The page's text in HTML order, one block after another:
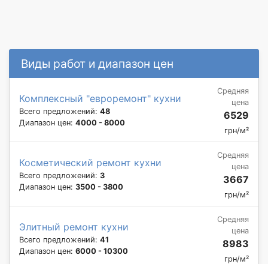
Виды работ и диапазон цен
Комплексный "евроремонт" кухни
Всего предложений: 48
Диапазон цен: 4000 - 8000
Средняя
цена
6529
грн/м²
Косметический ремонт кухни
Всего предложений: 3
Диапазон цен: 3500 - 3800
Средняя
цена
3667
грн/м²
Элитный ремонт кухни
Всего предложений: 41
Диапазон цен: 6000 - 10300
Средняя
цена
8983
грн/м²